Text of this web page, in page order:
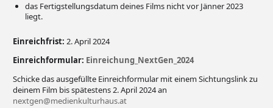
das Fertigstellungsdatum deines Films nicht vor Jänner 2023
liegt.
Einreichfrist: 2. April 2024
Einreichformular: Einreichung_NextGen_2024
Schicke das ausgefüllte Einreichformular mit einem Sichtungslink zu
deinem Film bis spätestens 2. April 2024 an
nextgen@medienkulturhaus.at